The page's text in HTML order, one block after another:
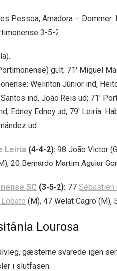
Pessoa, Amadora –
3-5-2.
gult; 71′ Miguel
Welinton Júnior ind,
ind, João Reis ud; 71′
Edney Edney ud; 79′ Leiria:
ud.
Leiria (4-4-2): 98 João Victor
20 Bernardo Martim Aguiar
SC (3-5-2): 77 Sébastien
Lobato (M), 47 Welat Cagro (M),
Lourosa
gæsterne svarede igen
i slutfasen.